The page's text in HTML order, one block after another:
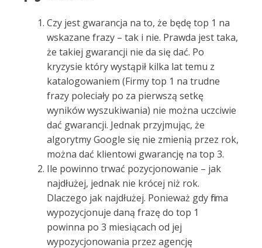
Czy jest gwarancja na to, że będę top 1 na
wskazane frazy – tak i nie. Prawda jest taka,
że takiej gwarancji nie da się dać. Po
kryzysie który wystąpił kilka lat temu z
katalogowaniem (Firmy top 1 na trudne
frazy poleciały po za pierwszą setkę
wyników wyszukiwania) nie można uczciwie
dać gwarancji. Jednak przyjmując, że
algorytmy Google się nie zmienią przez rok,
można dać klientowi gwarancję na top 3.
Ile powinno trwać pozycjonowanie – jak
najdłużej, jednak nie krócej niż rok.
Dlaczego jak najdłużej. Ponieważ gdy firma
wypozycjonuje daną frazę do top 1
powinna po 3 miesiącach od jej
wypozycjonowania przez agencję